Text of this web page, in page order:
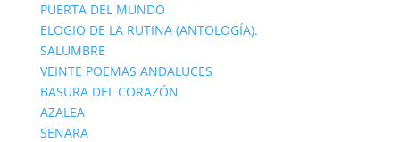
PUERTA DEL MUNDO
ELOGIO DE LA RUTINA (ANTOLOGÍA).
SALUMBRE
VEINTE POEMAS ANDALUCES
BASURA DEL CORAZÓN
AZALEA
SENARA